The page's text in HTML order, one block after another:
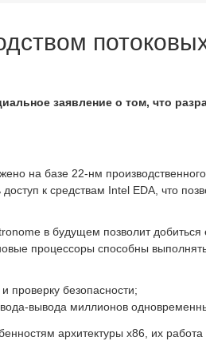
заявление о том, что
на базе 22-нм
к средствам Intel EDA, что
в будущем позволит
процессоры способны
проверку безопасности;
вывода миллионов
архитектуры x86, их